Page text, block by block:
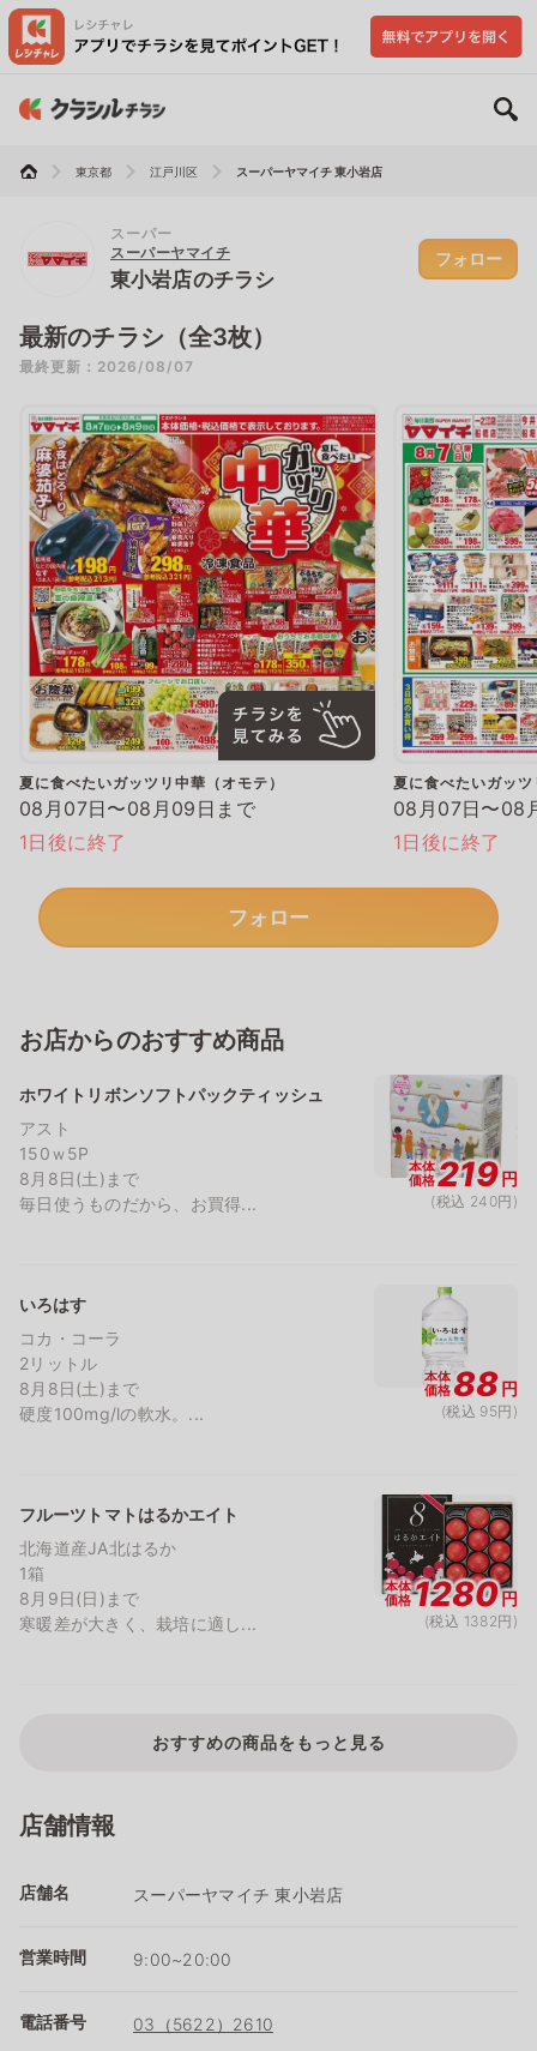
東京都 江戸川区 スーパーヤマイチ 東小岩店
スーパー
スーパーヤマイチ
東小岩店のチラシ
フォロー
最新のチラシ（全3枚）
最終更新：2026/08/07
夏に食べたいガッツリ中華（オモテ）
08月07日〜08月09日まで
1日後に終了
夏に食べたいガッ
08月07日〜08
1日後に終了
フォロー
お店からのおすすめ商品
ホワイトリボンソフトパックティッシュ
アスト
150ｗ5P
8月8日(土)まで
毎日使うものだから、お買得...
本体
価格219円
(税込 240円)
いろはす
コカ・コーラ
2リットル
8月8日(土)まで
硬度100mg/lの軟水。...
本体
価格88円
(税込 95円)
フルーツトマトはるかエイト
北海道産JA北はるか
1箱
8月9日(日)まで
寒暖差が大きく、栽培に適し...
本体
価格1280円
(税込 1382円)
おすすめの商品をもっと見る
店舗情報
店舗名 スーパーヤマイチ 東小岩店
営業時間 9:00~20:00
電話番号 03（5622）2610